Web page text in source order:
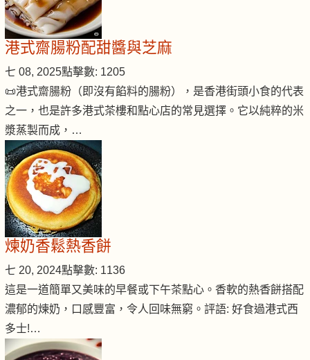
港式齋腸粉配甜醬與芝麻
七 08, 2025點擊數: 1205
📜港式齋腸粉（即沒有餡料的腸粉），是香港街頭小食的代表
之一，也是許多港式茶樓和點心店的常見選擇。它以純粹的米
漿蒸製而成，…
煉奶香鬆熱香餅
七 20, 2024點擊數: 1136
這是一道簡單又美味的早餐或下午茶點心。香軟的熱香餅搭配
濃郁的煉奶，口感豐富，令人回味無窮。評語: 好食過港式西
多士!…